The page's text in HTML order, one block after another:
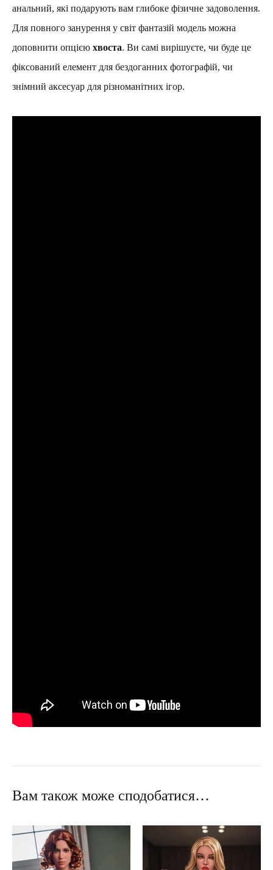
анальний, які подарують вам глибоке фізичне задоволення.
Для повного занурення у світ фантазій модель можна
доповнити опцією хвоста. Ви самі вирішуєте, чи буде це
фіксований елемент для бездоганних фотографій, чи
знімний аксесуар для різноманітних ігор.
Вам також може сподобатися…